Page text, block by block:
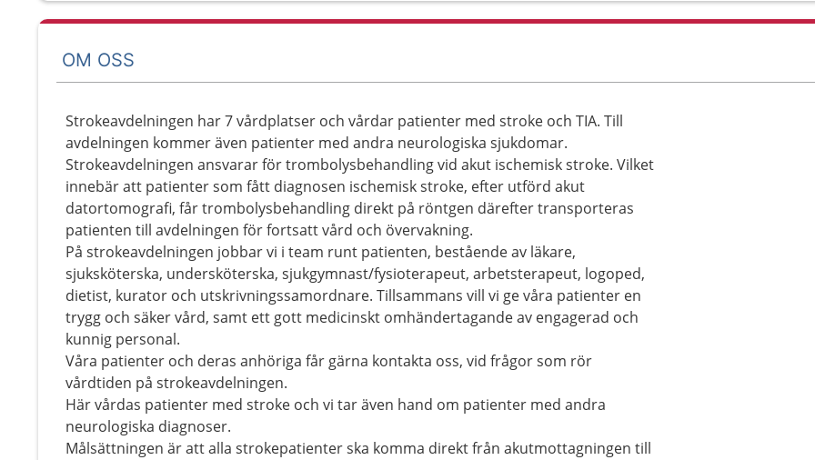
OM OSS
Strokeavdelningen har 7 vårdplatser och vårdar patienter med stroke och TIA. Till
avdelningen kommer även patienter med andra neurologiska sjukdomar.
Strokeavdelningen ansvarar för trombolysbehandling vid akut ischemisk stroke. Vilket
innebär att patienter som fått diagnosen ischemisk stroke, efter utförd akut
datortomografi, får trombolysbehandling direkt på röntgen därefter transporteras
patienten till avdelningen för fortsatt vård och övervakning.
På strokeavdelningen jobbar vi i team runt patienten, bestående av läkare,
sjuksköterska, undersköterska, sjukgymnast/fysioterapeut, arbetsterapeut, logoped,
dietist, kurator och utskrivningssamordnare. Tillsammans vill vi ge våra patienter en
trygg och säker vård, samt ett gott medicinskt omhändertagande av engagerad och
kunnig personal.
Våra patienter och deras anhöriga får gärna kontakta oss, vid frågor som rör
vårdtiden på strokeavdelningen.
Här vårdas patienter med stroke och vi tar även hand om patienter med andra
neurologiska diagnoser.
Målsättningen är att alla strokepatienter ska komma direkt från akutmottagningen till